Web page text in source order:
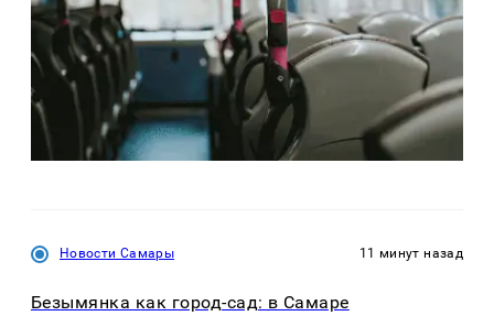
Новости Самары 11 минут назад
Безымянка как город-сад: в Самаре